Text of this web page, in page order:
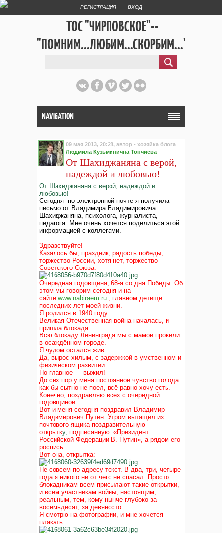
РЕГИСТРАЦИЯ ВХОД
ТОС "ЧИРПОВСКОЕ"--
"ПОМНИМ...ЛЮБИМ...СКОРБИМ..."
NAVIGATION
09 мая 2013, 20:28, автор - хозяйка блога
Людмила Кузьминична Топчиева
От Шахиджаняна с верой,
надеждой и любовью!
От Шахиджаняна с верой, надеждой и
любовью!
Сегодня по электронной почте я получила
письмо от Владимира Владимировича
Шахиджаняна, психолога, журналиста,
педагога. Мне очень хочется поделиться этой
информацией с коллегами.
Здравствуйте!
Казалось бы, праздник, радость победы,
торжество России, хотя нет, торжество
Советского Союза.
Очередная годовщина, 68-я со дня Победы. Об
этом мы говорим сегодня и на
сайте www.nabiraem.ru , главном детище
последних лет моей жизни.
Я родился в 1940 году.
Великая Отечественная война началась, и
пришла блокада.
Всю блокаду Ленинграда мы с мамой провели
в осаждённом городе.
Я чудом остался жив.
Да, вырос хилым, с задержкой в умственном и
физическом развитии.
Но главное — выжил!
До сих пор у меня постоянное чувство голода:
как бы сытно не поел, всё равно хочу есть.
Конечно, поздравляю всех с очередной
годовщиной.
Вот и меня сегодня поздравил Владимир
Владимирович Путин. Утром вытащил из
почтового ящика поздравительную
открытку, подписанную: «Президент
Российской Федерации В. Путин», а рядом его
роспись.
Вот она, открытка:
Не совсем по адресу текст. В два, три, четыре
года я никого ни от чего не спасал. Просто
блокадникам всем присылают такие открытки,
и всем участникам войны, настоящим,
реальным, тем, кому нынче глубоко за
восемьдесят, за девяносто...
Я смотрю на фотографии, и мне хочется
плакать.